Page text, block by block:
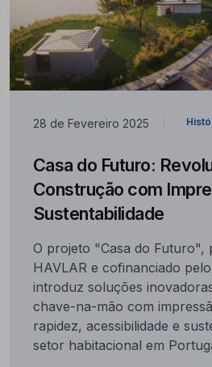
28 de Fevereiro 2025
Casa do Futuro:
Construção com
Sustentabilidade
O projeto "Casa do Futuro",
HAVLAR e cofinanciado
introduz soluções
chave-na-mão com
rapidez, acessibilidade e
setor habitacional em